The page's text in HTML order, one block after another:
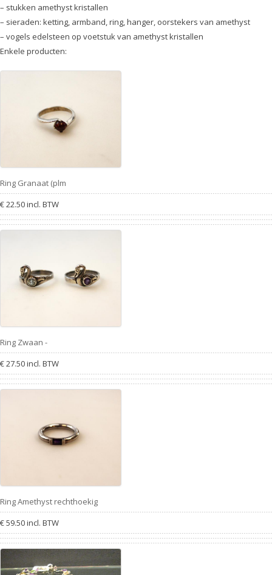
– stukken amethyst kristallen
– sieraden: ketting, armband, ring, hanger, oorstekers van amethyst
– vogels edelsteen op voetstuk van amethyst kristallen
Enkele producten:
Ring Granaat (plm
€ 22.50 incl. BTW
Ring Zwaan -
€ 27.50 incl. BTW
Ring Amethyst rechthoekig
€ 59.50 incl. BTW